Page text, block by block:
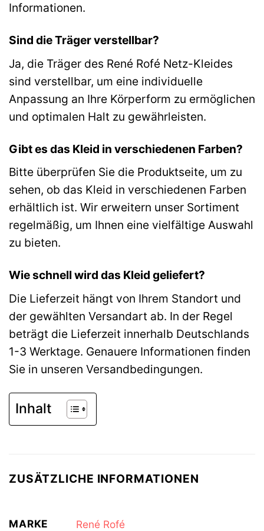
Informationen.
Sind die Träger verstellbar?
Ja, die Träger des René Rofé Netz-Kleides
sind verstellbar, um eine individuelle
Anpassung an Ihre Körperform zu ermöglichen
und optimalen Halt zu gewährleisten.
Gibt es das Kleid in verschiedenen Farben?
Bitte überprüfen Sie die Produktseite, um zu
sehen, ob das Kleid in verschiedenen Farben
erhältlich ist. Wir erweitern unser Sortiment
regelmäßig, um Ihnen eine vielfältige Auswahl
zu bieten.
Wie schnell wird das Kleid geliefert?
Die Lieferzeit hängt von Ihrem Standort und
der gewählten Versandart ab. In der Regel
beträgt die Lieferzeit innerhalb Deutschlands
1-3 Werktage. Genauere Informationen finden
Sie in unseren Versandbedingungen.
Inhalt
ZUSÄTZLICHE INFORMATIONEN
MARKE René Rofé